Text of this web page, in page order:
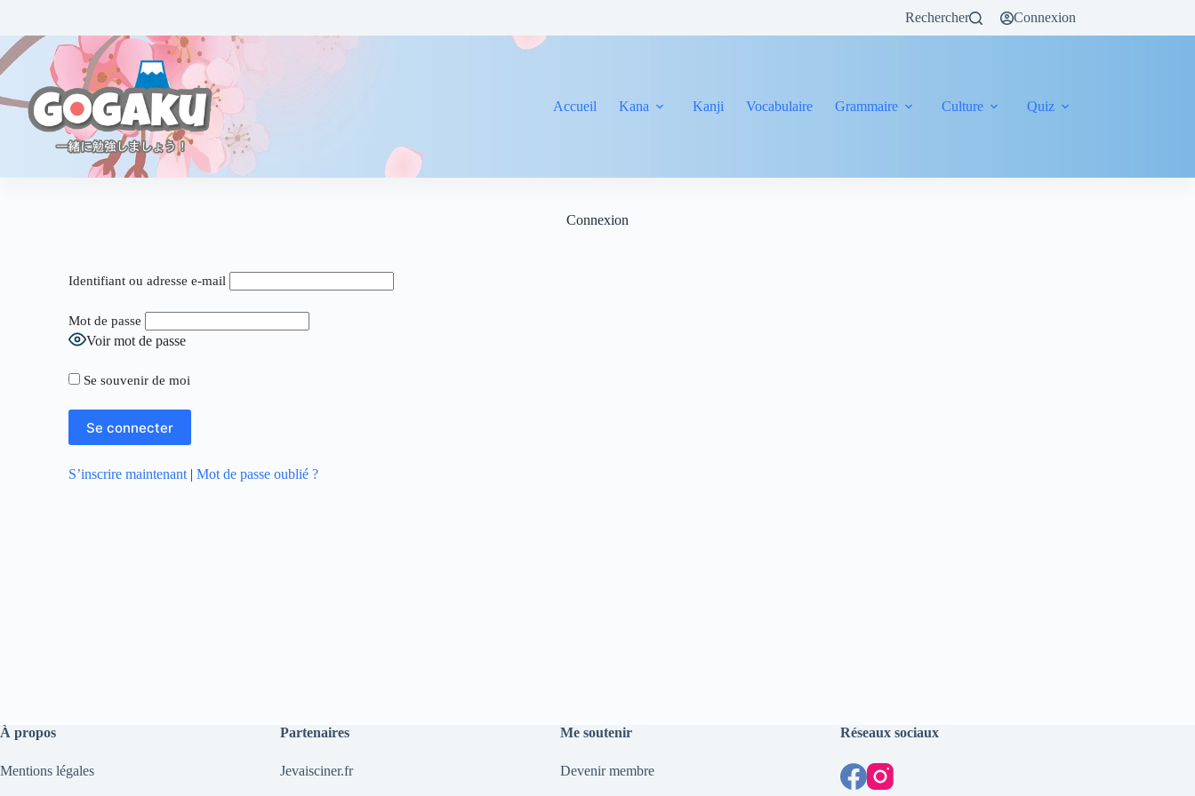
Rechercher Connexion
Accueil Kana Kanji Vocabulaire Grammaire Culture Quiz
Connexion
Identifiant ou adresse e-mail
Mot de passe
Voir mot de passe
Se souvenir de moi
S’inscrire maintenant |Mot de passe oublié ?
À propos
Mentions légales
Partenaires
Jevaisciner.fr
Me soutenir
Devenir membre
Réseaux sociaux